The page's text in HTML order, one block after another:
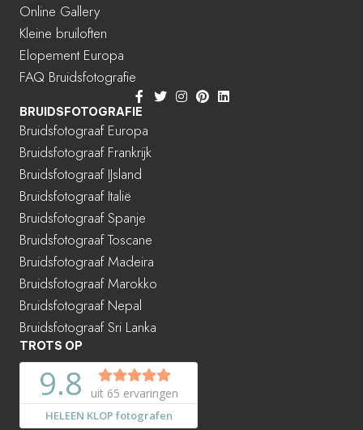
Online Gallery
Kleine bruiloften
Elopement Europa
FAQ Bruidsfotografie
BRUIDSFOTOGRAFIE
Bruidsfotograaf Europa
Bruidsfotograaf Frankrijk
Bruidsfotograaf IJsland
Bruidsfotograaf Italië
Bruidsfotograaf Spanje
Bruidsfotograaf Toscane
Bruidsfotograaf Madeira
Bruidsfotograaf Marokko
Bruidsfotograaf Nepal
Bruidsfotograaf Sri Lanka
TROTS OP